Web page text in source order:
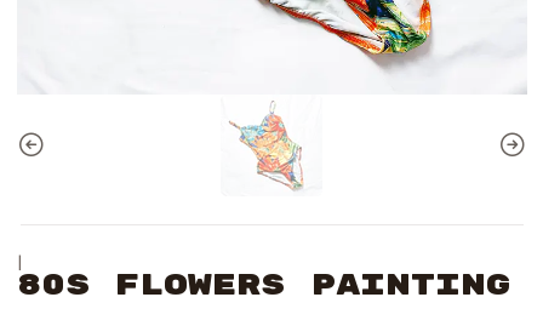
|
80s Flowers Painting